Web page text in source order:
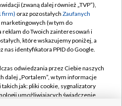
TVP
prywatności
zgody
reklamy
Kontakt
(zwaną dalej również „TVP”),
firm) oraz pozostałych Zaufanych
marketingowych (w tym do
do Twoich zainteresowań i
które wskazujemy poniżej, a
nas identyfikatora PPID do Google.
odwiedzania przez Ciebie naszych
dalej „Portalem”, w tym informacje
jak: pliki cookie, sygnalizatory
umożliwiających świadczenie